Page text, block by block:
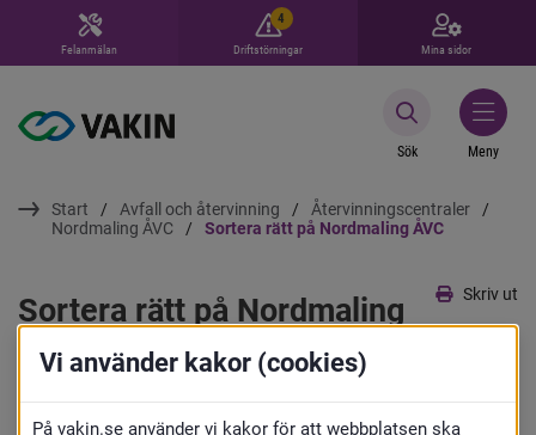
Felanmälan
4
Driftstörningar Mina sidor
Sök Meny
Start Avfall och återvinning
Återvinningscentraler
Nordmaling ÅVC
Sortera rätt på Nordmaling ÅVC
Skriv ut
Sortera rätt på Nordmaling
ÅVC
Vi använder kakor (cookies)
På vakin.se använder vi kakor för att webbplatsen ska